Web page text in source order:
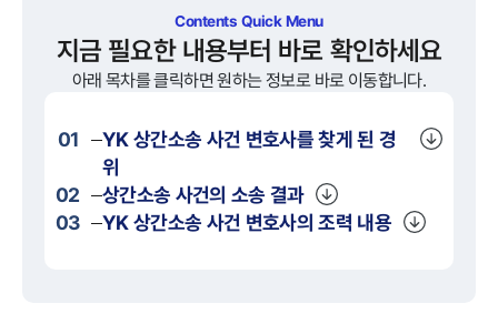
Contents Quick Menu
지금 필요한 내용부터 바로 확인하세요
아래 목차를 클릭하면 원하는 정보로 바로 이동합니다.
01 YK상간소송 사건 변호사를 찾게 된 경
위
02
상간소송 사건의 소송 결과
03
YK상간소송 사건 변호사의 조력 내용